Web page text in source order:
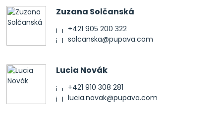
Zuzana Solčanská
+421 905 200 322
solcanska@pupava.com
Lucia Novák
+421 910 308 281
lucia.novak@pupava.com